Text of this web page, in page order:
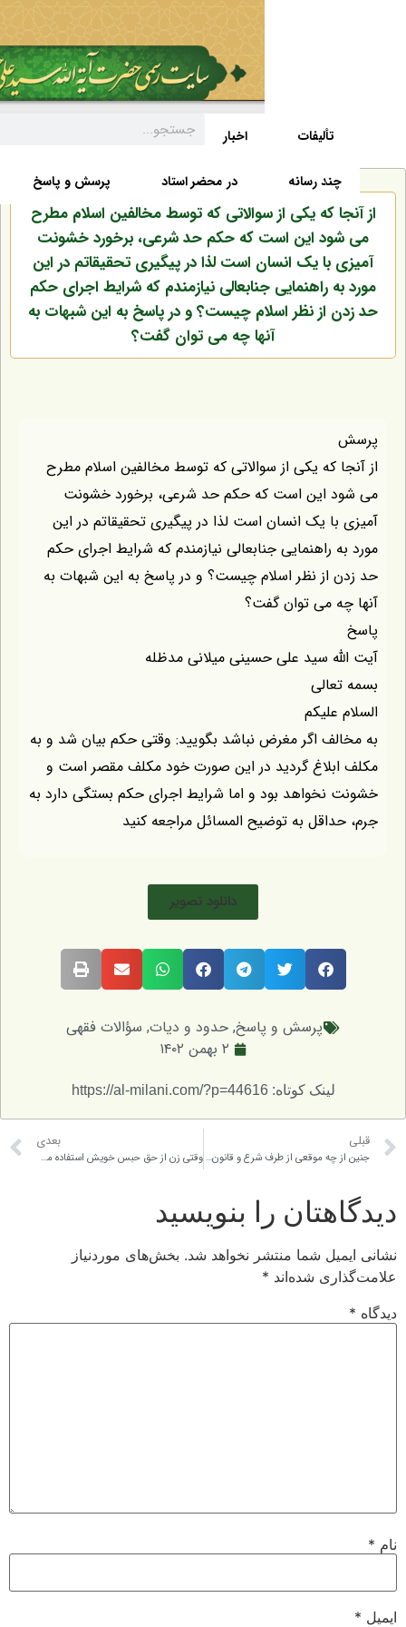
صفحه نخست زندگی نامه اخبار
پرسش و پاسخ در محضر استاد
که یکی از سوالاتی که توسط مخالفین اسلام مطرح
این است که حکم حد شرعی، برخورد خشونت
یک انسان است لذا در پیگیری تحقیقاتم در این
راهنمایی جنابعالی نیازمندم که شرایط اجرای حکم
نظر اسلام چیست؟ و در پاسخ به این شبهات به
آنها چه می توان گفت؟
که یکی از سوالاتی که توسط مخالفین اسلام مطرح
این است که حکم حد شرعی، برخورد خشونت
یک انسان است لذا در پیگیری تحقیقاتم در این
جنابعالی نیازمندم که شرایط اجرای حکم
نظر اسلام چیست؟ و در پاسخ به این شبهات به
می توان گفت؟
سید علی حسینی میلانی مدظله
اگر مغرض نباشد بگویید: وقتی حکم بیان شد و به
گردید در این صورت خود مکلف مقصر است و
بود و اما شرایط اجرای حکم بستگی دارد به
به توضیح المسائل مراجعه کنید
پرسش و پاسخ,حدود و دیات,سؤالات فقهی
جنین از چه موقعی از طرف شرع و قانون حمایت می شود؟ وقتی زن از حق حبس خویش استفاده می کند، خود زن یا مرد در اثر فشار غریزه جنسی مرتکب زنا می شوند، لطفا بفرمایید که زنای چنین زن و مردی زنای محصنه محسوب می شود یا غیر محصنه؟
را بنویسید
شما منتشر نخواهد شد. بخش‌های موردنیاز
شده‌اند*